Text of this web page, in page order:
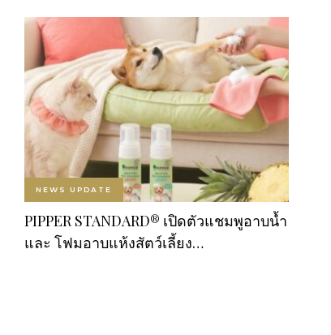
NEWS UPDATE
PIPPER STANDARD® เปิดตัวแชมพูอาบน้ำ
และ โฟมอาบแห้งสัตว์เลี้ยง…